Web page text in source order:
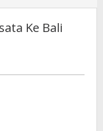
Ke Bali